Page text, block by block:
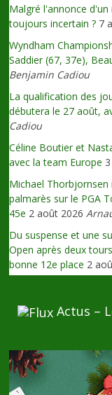
Malgré l'annonce
toujours incertain ? 7
Wyndham
Saddier (67, 37e),
Benjamin Cadiou
La qualification des
débutera le 27 août,
Cadiou
Céline Boutier et
avec la team Europe
Michael
palmarès sur le PGA
45e 2 août 2026
Du suspense et une
Open après deux
bonne 12e place 2
Actus –